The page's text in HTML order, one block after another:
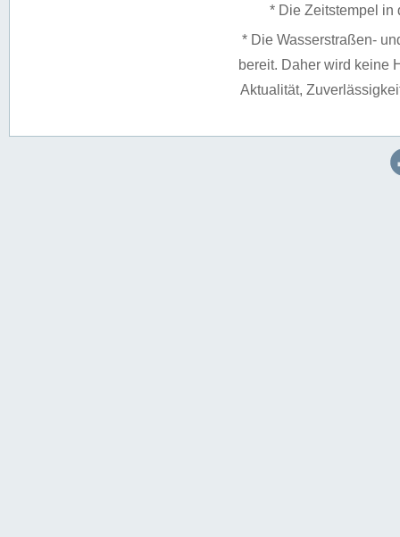
* Die Zeitstempel in
* Die Wasserstraßen-
bereit. Daher wird keine
Aktualität,